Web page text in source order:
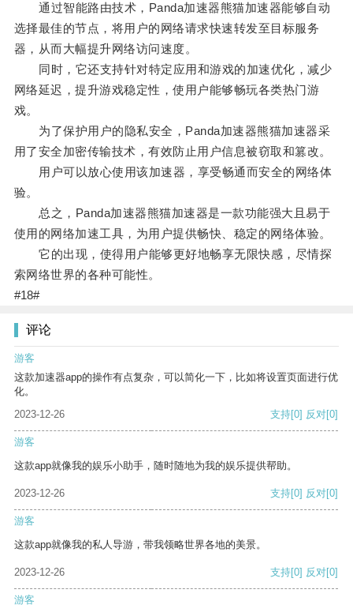
通过智能路由技术，Panda加速器熊猫加速器能够自动
选择最佳的节点，将用户的网络请求快速转发至目标服务
器，从而大幅提升网络访问速度。
同时，它还支持针对特定应用和游戏的加速优化，减少
网络延迟，提升游戏稳定性，使用户能够畅玩各类热门游
戏。
为了保护用户的隐私安全，Panda加速器熊猫加速器采
用了安全加密传输技术，有效防止用户信息被窃取和篡改。
用户可以放心使用该加速器，享受畅通而安全的网络体
验。
总之，Panda加速器熊猫加速器是一款功能强大且易于
使用的网络加速工具，为用户提供畅快、稳定的网络体验。
它的出现，使得用户能够更好地畅享无限快感，尽情探
索网络世界的各种可能性。
#18#
评论
游客
这款加速器app的操作有点复杂，可以简化一下，比如将设置页面进行优
化。
2023-12-26
支持[0] 反对[0]
游客
这款app就像我的娱乐小助手，随时随地为我的娱乐提供帮助。
2023-12-26 支持[0] 反对[0]
游客
这款app就像我的私人导游，带我领略世界各地的美景。
2023-12-26 支持[0] 反对[0]
游客